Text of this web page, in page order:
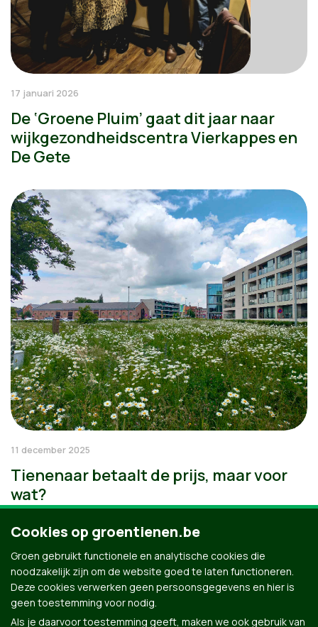
17 januari 2026
De ‘Groene Pluim’ gaat dit jaar naar
wijkgezondheidscentra Vierkappes en
De Gete
11 december 2025
Tienenaar betaalt de prijs, maar voor
wat?
Cookies op groentienen.be
Groen gebruikt functionele en analytische cookies die
noodzakelijk zijn om de website goed te laten functioneren.
Deze cookies verwerken geen persoonsgegevens en hier is
geen toestemming voor nodig.
Als je daarvoor toestemming geeft, maken we ook gebruik van